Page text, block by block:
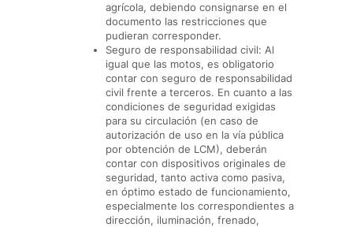
agrícola, debiendo consignarse en el
documento las restricciones que
pudieran corresponder.
Seguro de responsabilidad civil: Al
igual que las motos, es obligatorio
contar con seguro de responsabilidad
civil frente a terceros. En cuanto a las
condiciones de seguridad exigidas
para su circulación (en caso de
autorización de uso en la vía pública
por obtención de LCM), deberán
contar con dispositivos originales de
seguridad, tanto activa como pasiva,
en óptimo estado de funcionamiento,
especialmente los correspondientes a
dirección, iluminación, frenado,